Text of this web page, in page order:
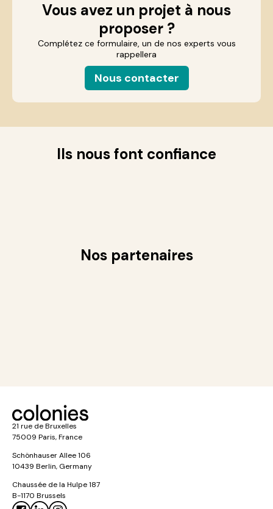
Vous avez un projet à nous
proposer ?
Complétez ce formulaire, un de nos experts vous
rappellera
Nous contacter
Ils nous font confiance
Nos partenaires
21 rue de Bruxelles
75009 Paris, France
Schönhauser Allee 106
10439 Berlin, Germany
Chaussée de la Hulpe 187
B-1170 Brussels